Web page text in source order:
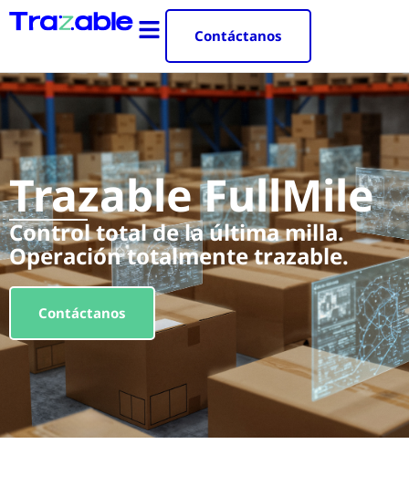
Contáctanos
Trazable FullMile
Control total de la última milla.
Operación totalmente trazable.
Contáctanos